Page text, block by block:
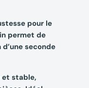
pour le
permet de
seconde
et stable,